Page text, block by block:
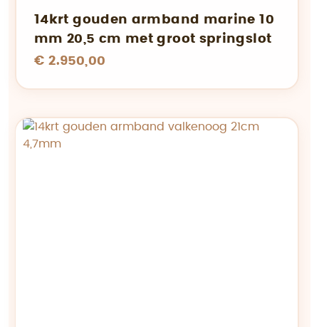
14krt gouden armband marine 10
mm 20,5 cm met groot springslot
€ 2.950,00